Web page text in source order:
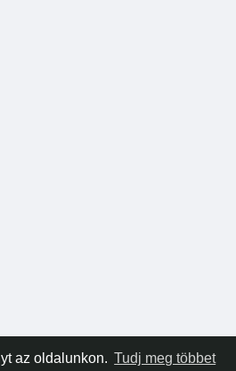
az oldalunkon. Tudj meg többet